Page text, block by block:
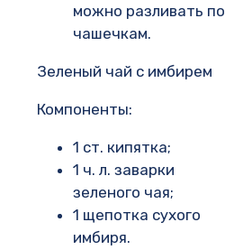
можно разливать по
чашечкам.
Зеленый чай с имбирем
Компоненты:
1 ст. кипятка;
1 ч. л. заварки
зеленого чая;
1 щепотка сухого
имбиря.